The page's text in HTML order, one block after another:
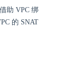
助 VPC 绑
的 SNAT